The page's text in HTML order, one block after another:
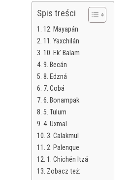
Spis treści
12. Mayapán
11. Yaxchilán
10. Ek’ Balam
9. Becán
8. Edzná
7. Cobá
6. Bonampak
5. Tulum
4. Uxmal
3. Calakmul
2. Palenque
1. Chichén Itzá
Zobacz też: